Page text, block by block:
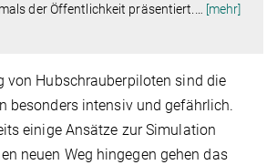
der Öffentlichkeit präsentiert.
[mehr]
von Hubschrauberpiloten sind die
besonders intensiv und gefährlich.
einige Ansätze zur Simulation
neuen Weg hingegen gehen das